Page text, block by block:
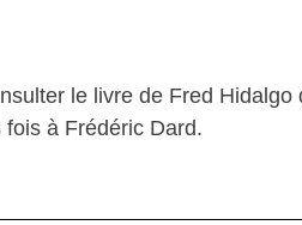
le livre de Fred Hidalgo
à Frédéric Dard.